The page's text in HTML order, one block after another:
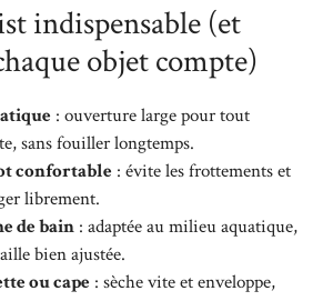
indispensable (et
objet compte)
: ouverture large pour tout
sans fouiller longtemps.
confortable : évite les frottements et
librement.
de bain : adaptée au milieu aquatique,
bien ajustée.
ou cape : sèche vite et enveloppe,